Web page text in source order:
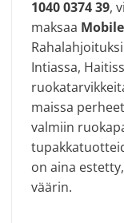
1040 0374 39,
maksaa
Intiassa,
maissa
valmiin
on aina
väärin.